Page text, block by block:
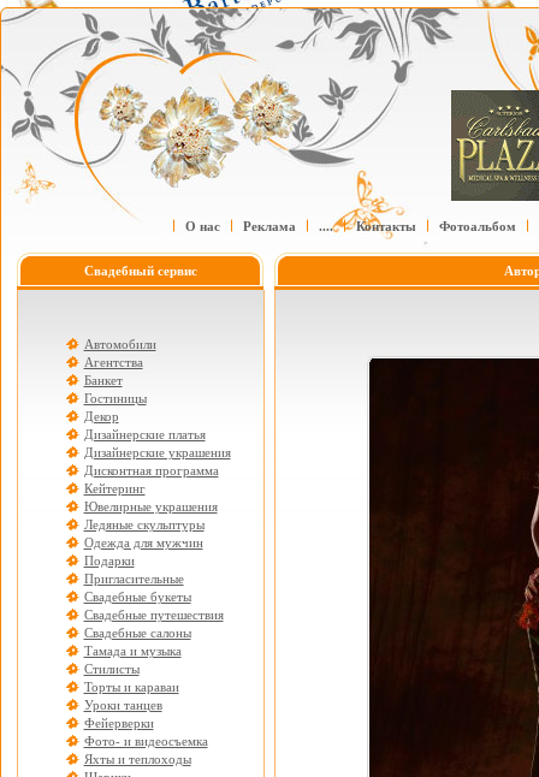
О нас Реклама .... Контакты Фотоальбом
Свадебный сервис
Автомобили
Агентства
Банкет
Гостиницы
Декор
Дизайнерские платья
Дизайнерские украшения
Дисконтная программа
Кейтеринг
Ювелирные украшения
Ледяные скульптуры
Одежда для мужчин
Подарки
Пригласительные
Свадебные букеты
Свадебные путешествия
Свадебные салоны
Тамада и музыка
Стилисты
Торты и караваи
Уроки танцев
Фейерверки
Фото- и видеосъемка
Яхты и теплоходы